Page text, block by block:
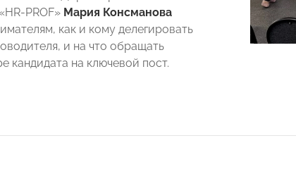
PROF» Мария Консманова
как и кому делегировать
и на что обращать
кандидата на ключевой пост.